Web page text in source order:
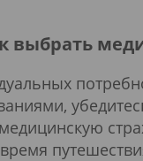
выбрать